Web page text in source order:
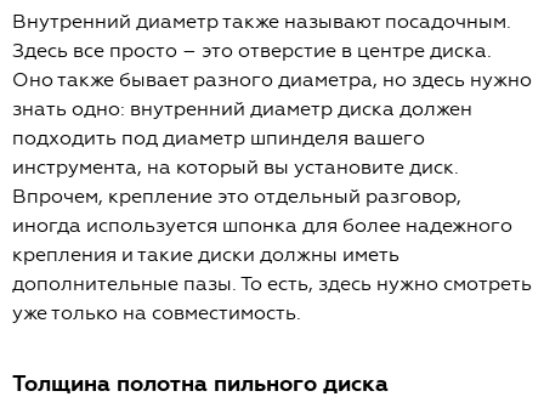
Внутренний диаметр также называют посадочным.
Здесь все просто – это отверстие в центре диска.
Оно также бывает разного диаметра, но здесь нужно
знать одно: внутренний диаметр диска должен
подходить под диаметр шпинделя вашего
инструмента, на который вы установите диск.
Впрочем, крепление это отдельный разговор,
иногда используется шпонка для более надежного
крепления и такие диски должны иметь
дополнительные пазы. То есть, здесь нужно смотреть
уже только на совместимость.
Толщина полотна пильного диска